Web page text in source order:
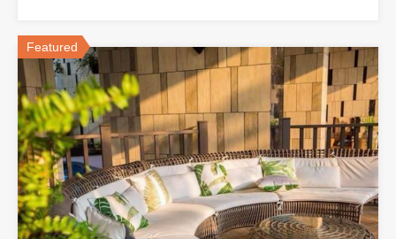
Featured